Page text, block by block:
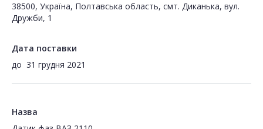
38500, Україна, Полтавська область, смт. Диканька, вул.
Дружби, 1
Дата поставки
до 31 грудня 2021
Назва